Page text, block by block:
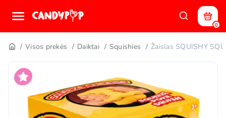
0
Visos prekės Daiktai Squishies Žaislas SQUISHY